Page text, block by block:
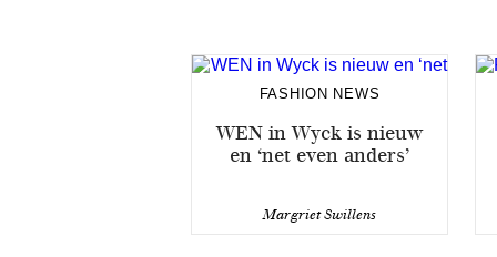
FASHION NEWS
WEN in Wyck is nieuw
en ‘net even anders’
Margriet Swillens